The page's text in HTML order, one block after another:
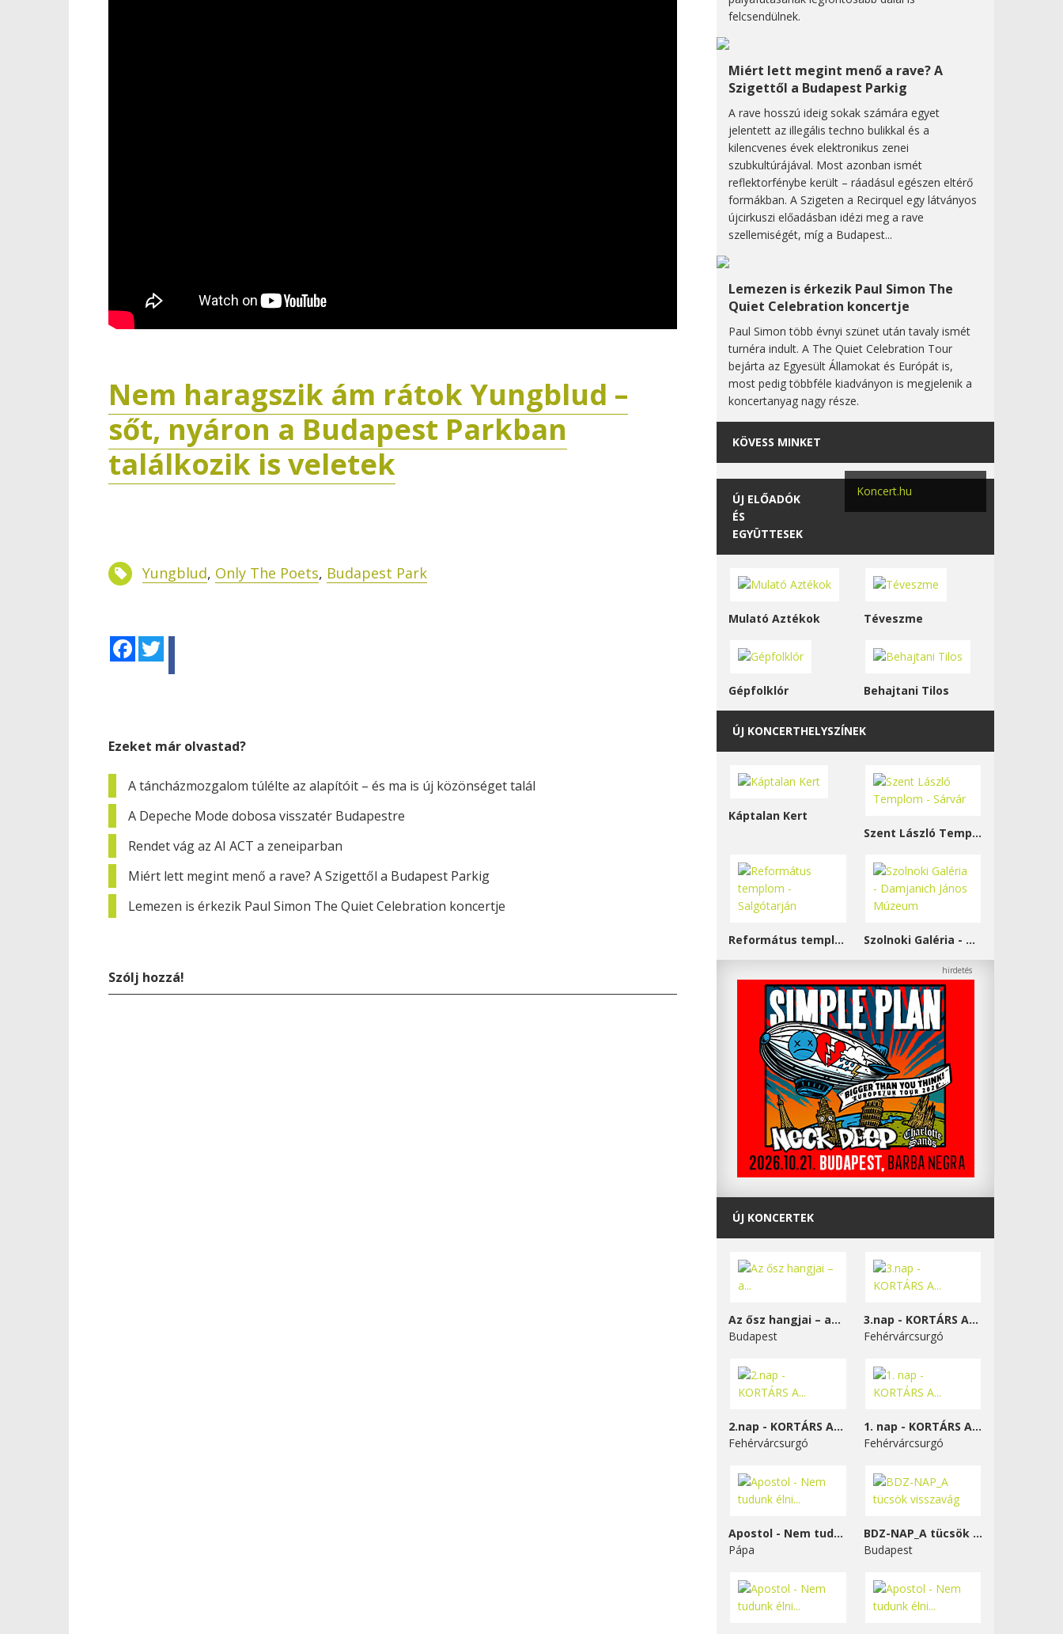
Nem haragszik ám rátok Yungblud –
sőt, nyáron a Budapest Parkban
találkozik is veletek
Yungblud, Only The Poets, Budapest Park
Facebook
Ezeket már olvastad?
A táncházmozgalom túlélte az alapítóit – és ma is új közönséget talál
A Depeche Mode dobosa visszatér Budapestre
Rendet vág az AI ACT a zeneiparban
Miért lett megint menő a rave? A Szigettől a Budapest Parkig
Lemezen is érkezik Paul Simon The Quiet Celebration koncertje
Szólj hozzá!
felcsendülnek.
Miért lett megint menő a rave? A
Szigettől a Budapest Parkig
A rave hosszú ideig sokak számára egyet
jelentett az illegális techno bulikkal és a
kilencvenes évek elektronikus zenei
szubkultúrájával. Most azonban ismét
reflektorfénybe került – ráadásul egészen eltérő
formákban. A Szigeten a Recirquel egy látványos
újcirkuszi előadásban idézi meg a rave
szellemiségét, míg a Budapest...
Lemezen is érkezik Paul Simon The
Quiet Celebration koncertje
Paul Simon több évnyi szünet után tavaly ismét
turnéra indult. A The Quiet Celebration Tour
bejárta az Egyesült Államokat és Európát is,
most pedig többféle kiadványon is megjelenik a
koncertanyag nagy része.
KÖVESS MINKET
Koncert.hu
ÚJ ELŐADÓK
ÉS
EGYÜTTESEK
Mulató Aztékok Téveszme
Gépfolklór Behajtani Tilos
ÚJ KONCERTHELYSZÍNEK
Káptalan Kert
Szent László Templom - Sárvár
Református templom - Salgótarján Szolnoki Galéria - Damjanich János Múzeum
ÚJ KONCERTEK
Az ősz hangjai – a...
Budapest
3.nap - KORTÁRS A...
Fehérvárcsurgó
2.nap - KORTÁRS A...
Fehérvárcsurgó
1. nap - KORTÁRS A...
Fehérvárcsurgó
Apostol - Nem tudunk élni...
Pápa
BDZ-NAP_A tücsök visszavág
Budapest